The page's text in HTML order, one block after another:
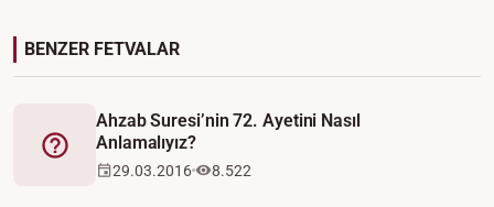
BENZER FETVALAR
Fetva
Ahzab Suresi’nin 72. Ayetini Nasıl
Anlamalıyız?
29.03.2016 8.522